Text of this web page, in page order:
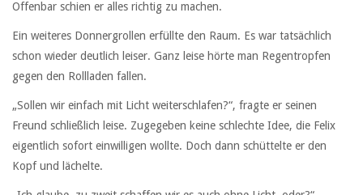
Offenbar schien er alles richtig zu machen.
Ein weiteres Donnergrollen erfüllte den Raum. Es war tatsächlich
schon wieder deutlich leiser. Ganz leise hörte man Regentropfen
gegen den Rollladen fallen.
„Sollen wir einfach mit Licht weiterschlafen?“, fragte er seinen
Freund schließlich leise. Zugegeben keine schlechte Idee, die Felix
eigentlich sofort einwilligen wollte. Doch dann schüttelte er den
Kopf und lächelte.